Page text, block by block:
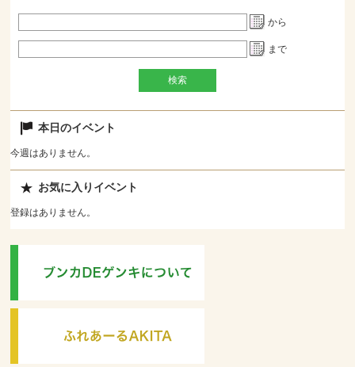
から
まで
本日のイベント
今週はありません。
お気に入りイベント
登録はありません。